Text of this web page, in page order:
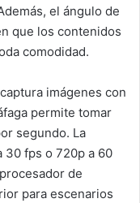
el ángulo de
que los contenidos
comodidad.
imágenes con
permite tomar
segundo. La
30 fps o 720p a 60
de
para escenarios